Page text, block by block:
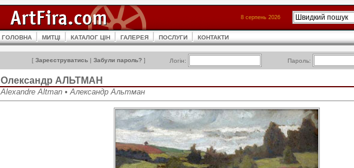
8 серпень 2026
ГОЛОВНА МИТЦІ КАТАЛОГ ЦІН ГАЛЕРЕЯ ПОСЛУГИ КОНТАКТИ
[ Зареєструватись | Забули пароль? ] Логін: Пароль:
Олександр АЛЬТМАН
Alexandre Altman • Александр Альтман